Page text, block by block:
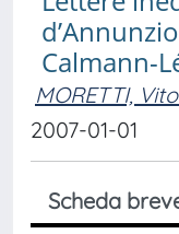
Calmann-
MORETTI,
2007-01-01
Scheda